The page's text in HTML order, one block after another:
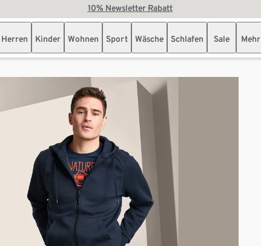
10% Newsletter Rabatt
Herren Kinder Wohnen Sport Wäsche Schlafen Sale Mehr